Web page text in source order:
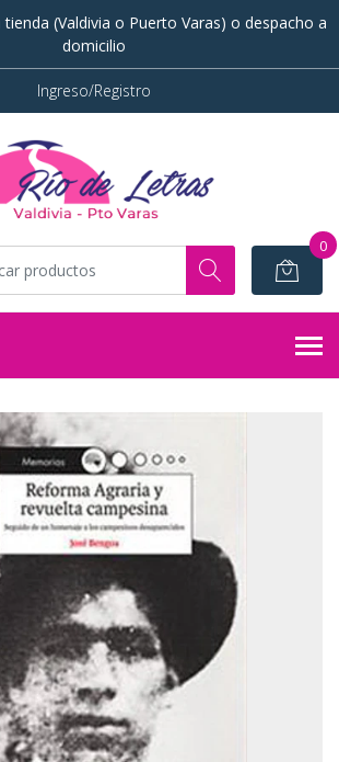
(Valdivia o Puerto Varas) o despacho a
domicilio
Ingreso/Registro
0